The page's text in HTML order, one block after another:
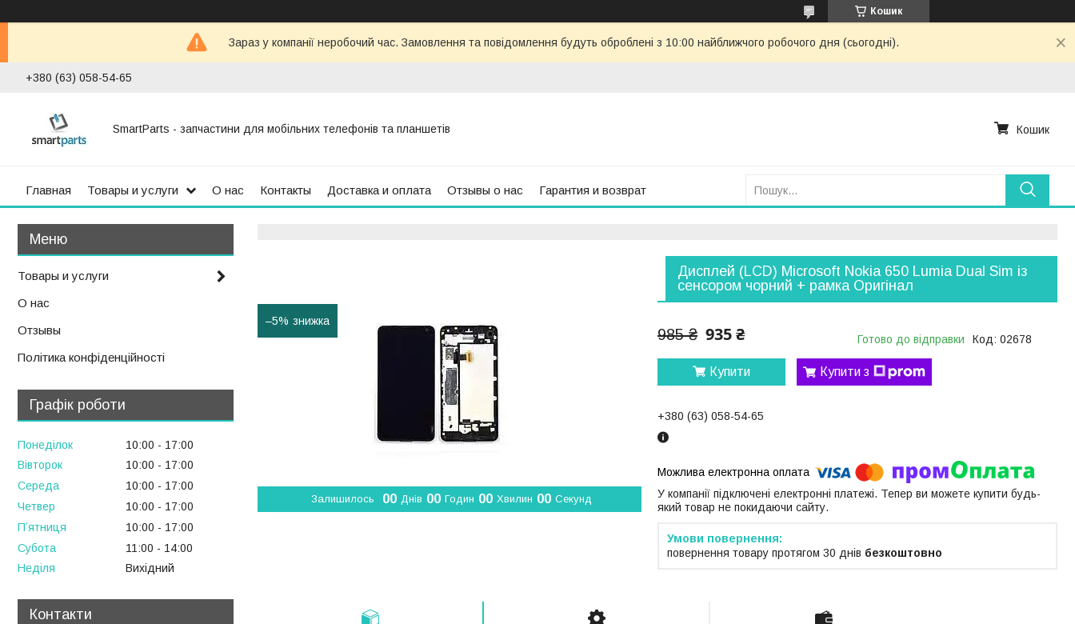
Кошик
Зараз у компанії неробочий час. Замовлення та повідомлення будуть оброблені з 10:00 найближчого робочого дня (сьогодні).
+380 (63) 058-54-65
SmartParts - запчастини для мобільних телефонів та планшетів Кошик
Главная Товары и услуги О нас Контакты Доставка и оплата Отзывы о нас Гарантия и возврат
–5%
Залишилось 00 Днів 00 Годин 00 Хвилин 00 Секунд
Дисплей (LCD) Microsoft Nokia 650 Lumia Dual Sim із
сенсором чорний + рамка Оригінал
985 ₴ 935 ₴ Готово до відправки Код: 02678
Купити Купити з
+380 (63) 058-54-65
У компанії підключені електронні платежі. Тепер ви можете купити будь-
який товар не покидаючи сайту.
повернення товару протягом 30 днів безкоштовно
Товары и услуги
О нас
Отзывы
Політика конфіденційності
Графік роботи
Понеділок 10:00
17:00
Вівторок
10:00
17:00
Середа
10:00
17:00
Четвер
10:00
17:00
Пʼятниця
10:00
17:00
Субота
11:00
14:00
Неділя
Вихідний
Контакти